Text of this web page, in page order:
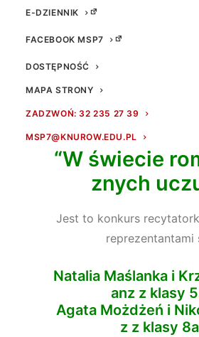
E-DZIENNIK
FACEBOOK MSP7
DOSTĘPNOŚĆ
MAPA STRONY
ZADZWOŃ: 32 235 27 39
MSP7@KNUROW.EDU.PL
nasi uczniowie nosi
“W świecie
znych
Jest to konkurs
reprezentantami
Natalia Maślanka i
anz z klasy
Agata Możdżeń i
z z klasy 8a